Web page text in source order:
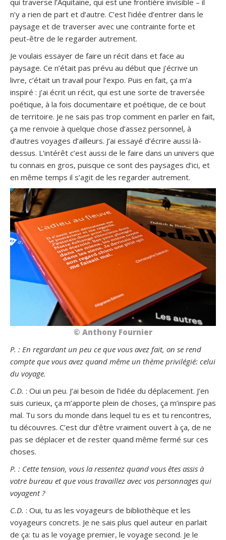
n’y a rien de part et d’autre. C’est l’idée d’entrer dans le
paysage et de traverser avec une contrainte forte et
peut-être de le regarder autrement.
Je voulais essayer de faire un récit dans et face au
paysage. Ce n’était pas prévu au début que j’écrive un
livre, c’était un travail pour l’expo. Puis en fait, ça m’a
inspiré : j’ai écrit un récit, qui est une sorte de traversée
poétique, à la fois documentaire et poétique, de ce bout
de territoire. Je ne sais pas trop comment en parler en fait,
ça me renvoie à quelque chose d’assez personnel, à
d’autres voyages d’ailleurs. J’ai essayé d’écrire aussi là-
dessus. L’intérêt c’est aussi de le faire dans un univers que
tu connais en gros, puisque ce sont des paysages d’ici, et
en même temps il s’agit de les regarder autrement.
© Anthony Fournier
P. : En regardant un peu ce que vous avez fait, on se rend
compte que vous avez quand même un thème privilégié: celui
du voyage.
C.D. : Oui un peu. J’ai besoin de l’idée du déplacement. J’en
suis curieux, ça m’apporte plein de choses, ça m’inspire pas
mal. Tu sors du monde dans lequel tu es et tu rencontres,
tu découvres. C’est dur d’être vraiment ouvert à ça, de ne
pas se déplacer et de rester quand même fermé sur ces
choses.
P. : Cette tension, vous la ressentez quand vous êtes assis à
votre bureau et que vous travaillez avec vos personnages qui
voyagent ?
C.D. : Oui, tu as les voyageurs de bibliothèque et les
voyageurs concrets. Je ne sais plus quel auteur en parlait
de ça: tu as le voyage premier, le voyage second. Je le